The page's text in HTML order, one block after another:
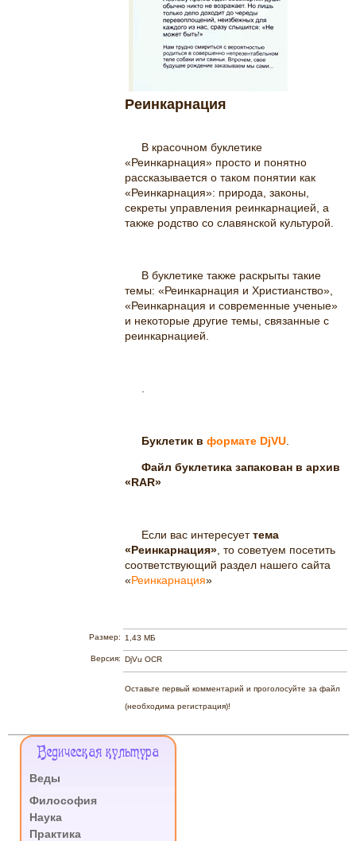
Реинкарнация
В красочном буклетике
«Реинкарнация» просто и понятно
рассказывается о таком понятии как
«Реинкарнация»: природа, законы,
секреты управления реинкарнацией, а
также родство со славянской культурой.
В буклетике также раскрыты такие
темы: «Реинкарнация и Христианство»,
«Реинкарнация и современные ученые»
и некоторые другие темы, связанные с
реинкарнацией.
Буклетик в формате DjVU
Файл буклетика запакован в архив
«RAR»
Если вас интересуеттема
«Реинкарнация» , то советуем посетить
соответствующий раздел нашего сайта
«Реинкарнация»
Размер: 1,43 МБ
Версия: DjVu OCR
Оставьте первый комментарий и проголосуйте за файл
(необходима регистрация)!
Меню
Ведическая культура
Веды
Философия
Наука
Практика